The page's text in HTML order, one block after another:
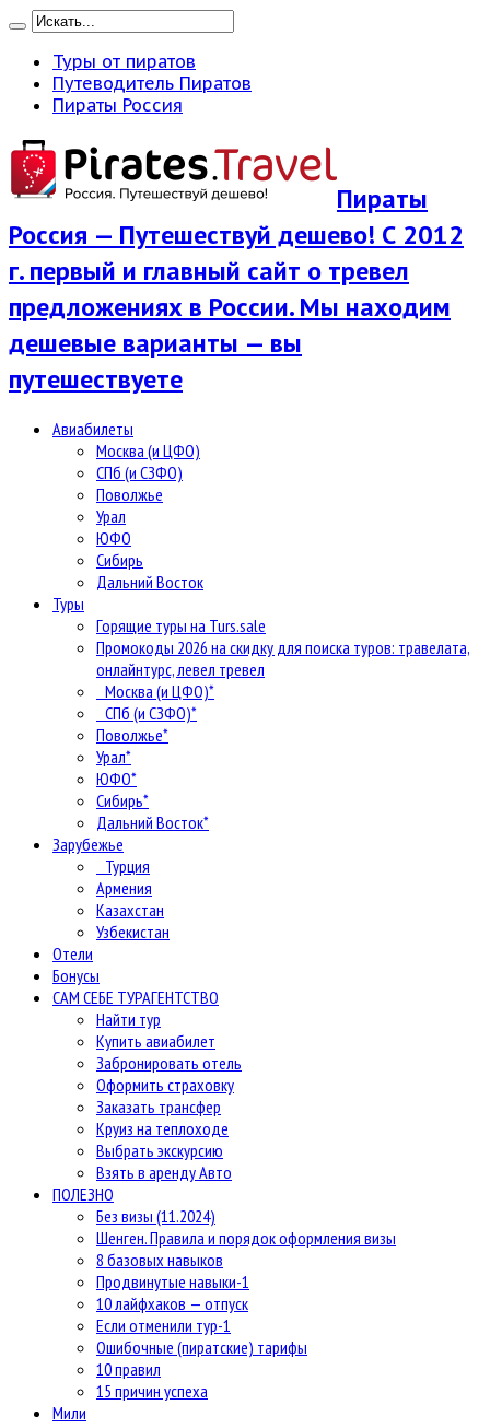
Туры от пиратов
Путеводитель Пиратов
Пираты Россия
Пираты
Россия — Путешествуй дешево! С 2012
г. первый и главный сайт о тревел
предложениях в России. Мы находим
дешевые варианты — вы
путешествуете
Авиабилеты
Москва (и ЦФО)
СПб (и СЗФО)
Поволжье
Урал
ЮФО
Сибирь
Дальний Восток
Туры
Горящие туры на Turs.sale
Промокоды 2026 на скидку для поиска туров: травелата,
онлайнтурс, левел тревел
Москва (и ЦФО)*
СПб (и СЗФО)*
Поволжье*
Урал*
ЮФО*
Сибирь*
Дальний Восток*
Зарубежье
Турция
Армения
Казахстан
Узбекистан
Отели
Бонусы
САМ СЕБЕ ТУРАГЕНТСТВО
Найти тур
Купить авиабилет
Забронировать отель
Оформить страховку
Заказать трансфер
Круиз на теплоходе
Выбрать экскурсию
Взять в аренду Авто
ПОЛЕЗНО
Без визы (11.2024)
Шенген. Правила и порядок оформления визы
8 базовых навыков
Продвинутые навыки-1
10 лайфхаков — отпуск
Если отменили тур-1
Ошибочные (пиратские) тарифы
10 правил
15 причин успеха
Мили